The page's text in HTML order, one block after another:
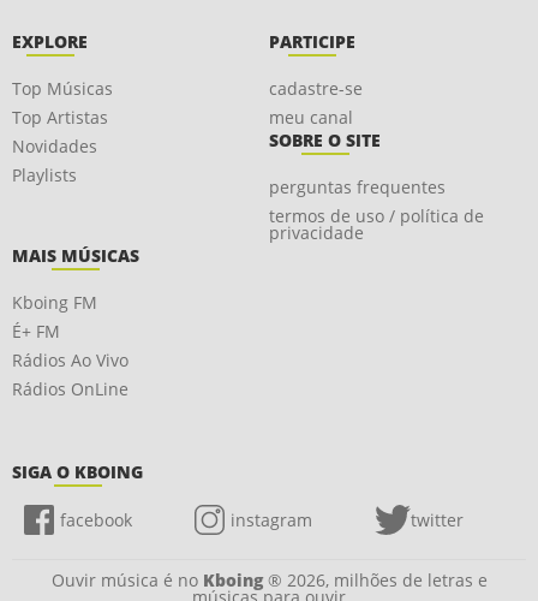
EXPLORE
Top Músicas
Top Artistas
Novidades
Playlists
PARTICIPE
cadastre-se
meu canal
SOBRE O SITE
perguntas frequentes
termos de uso / política de
privacidade
MAIS MÚSICAS
Kboing FM
É+ FM
Rádios Ao Vivo
Rádios OnLine
SIGA O KBOING
facebook instagram twitter
Ouvir música é no Kboing® 2026, milhões de letras e
músicas para ouvir